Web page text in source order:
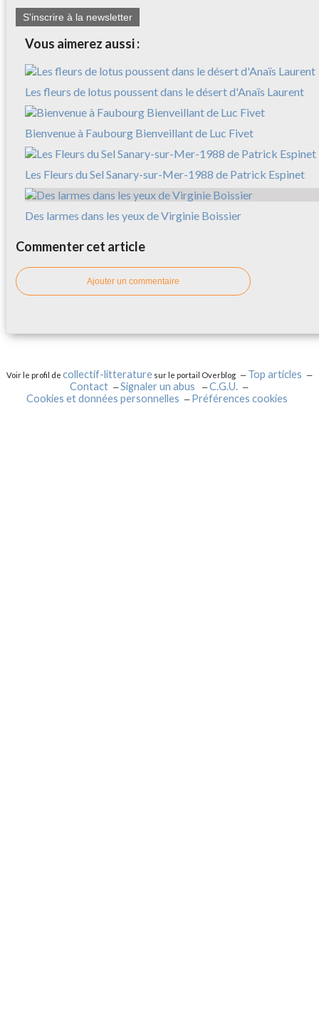
S'inscrire à la newsletter
Vous aimerez aussi :
Les fleurs de lotus poussent dans le désert d'Anaïs Laurent
Bienvenue à Faubourg Bienveillant de Luc Fivet
Les Fleurs du Sel Sanary-sur-Mer-1988 de Patrick Espinet
Des larmes dans les yeux de Virginie Boissier
Commenter cet article
Ajouter un commentaire
Voir le profil de collectif-litterature sur le portail Overblog
Top articles
Contact
Signaler un abus
C.G.U.
Cookies et données personnelles
Préférences cookies